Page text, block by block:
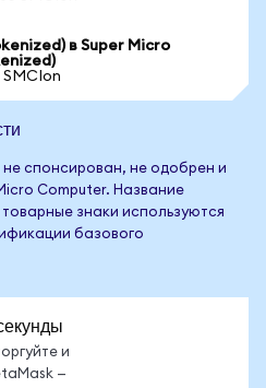
в Super Micro
SMCIon
спонсирован, не одобрен и
Computer. Название
знаки используются
базового
и
—